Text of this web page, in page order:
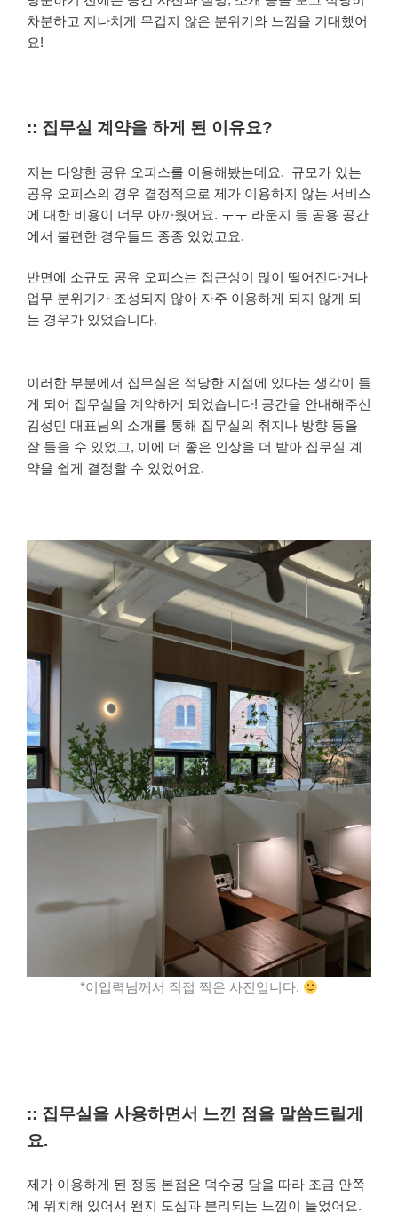
차분하고 지나치게 무겁지 않은 분위기와 느낌을 기대했어
요!
:: 집무실 계약을 하게 된 이유요?
저는 다양한 공유 오피스를 이용해봤는데요. 규모가 있는
공유 오피스의 경우 결정적으로 제가 이용하지 않는 서비스
에 대한 비용이 너무 아까웠어요. ㅜㅜ 라운지 등 공용 공간
에서 불편한 경우들도 종종 있었고요.
반면에 소규모 공유 오피스는 접근성이 많이 떨어진다거나
업무 분위기가 조성되지 않아 자주 이용하게 되지 않게 되
는 경우가 있었습니다.
이러한 부분에서 집무실은 적당한 지점에 있다는 생각이 들
게 되어 집무실을 계약하게 되었습니다! 공간을 안내해주신
김성민 대표님의 소개를 통해 집무실의 취지나 방향 등을
잘 들을 수 있었고, 이에 더 좋은 인상을 더 받아 집무실 계
약을 쉽게 결정할 수 있었어요.
*이입력님께서 직접 찍은 사진입니다.
:: 집무실을 사용하면서 느낀 점을 말씀드릴게
요.
제가 이용하게 된 정동 본점은 덕수궁 담을 따라 조금 안쪽
에 위치해 있어서 왠지 도심과 분리되는 느낌이 들었어요.